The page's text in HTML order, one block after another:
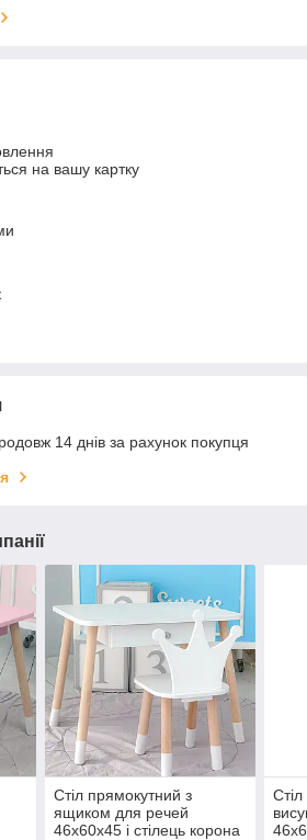
на вашу картку
14 днів за рахунок покупця
Стіл прямокутний з
ящиком для речей
46х60х45 і стілець корона